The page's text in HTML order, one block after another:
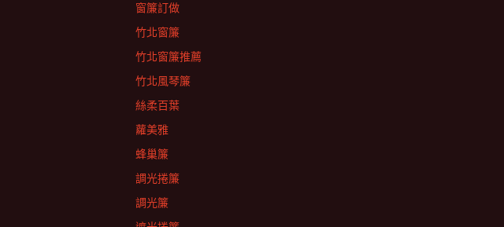
窗簾訂做
竹北窗簾
竹北窗簾推薦
竹北風琴簾
絲柔百葉
蘿美雅
蜂巢簾
調光捲簾
調光簾